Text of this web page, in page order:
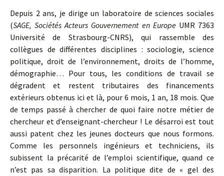
Depuis 2 ans, je dirige un laboratoire de sciences sociales
(SAGE, Sociétés Acteurs Gouvernement en EuropeUMR 7363
Université de Strasbourg-CNRS), qui rassemble des
collègues de différentes disciplines : sociologie, science
politique, droit de l’environnement, droits de l’homme,
démographie… Pour tous, les conditions de travail se
dégradent et restent tributaires des financements
extérieurs obtenus ici et là, pour 6 mois, 1 an, 18 mois. Que
de temps passé à chercher de quoi faire notre métier de
chercheur et d’enseignant-chercheur ! Le désarroi est tout
aussi patent chez les jeunes docteurs que nous formons.
Comme les personnels ingénieurs et techniciens, ils
subissent la précarité de l’emploi scientifique, quand ce
n’est pas sa disparition. La politique dite de « gel des